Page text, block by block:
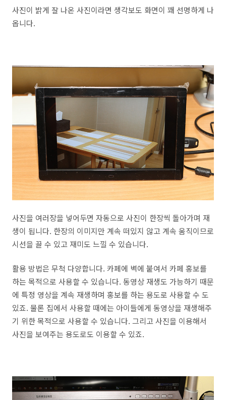
사진이 밝게 잘 나온 사진이라면 생각보도 화면이 꽤 선명하게 나
옵니다.
사진을 여러장을 넣어두면 자동으로 사진이 한장씩 돌아가며 재
생이 됩니다. 한장의 이미지만 계속 떠있지 않고 계속 움직이므로
시선을 끌 수 있고 재미도 느낄 수 있습니다.
활용 방법은 무척 다양합니다. 카페에 벽에 붙여서 카페 홍보를
하는 목적으로 사용할 수 있습니다. 동영상 재생도 가능하기 때문
에 특정 영상을 계속 재생하며 홍보를 하는 용도로 사용할 수 도
있죠. 물론 집에서 사용할 때에는 아이들에게 동영상을 재생해주
기 위한 목적으로 사용할 수 있습니다. 그리고 사진을 이용해서
사진을 보여주는 용도로도 이용할 수 있죠.